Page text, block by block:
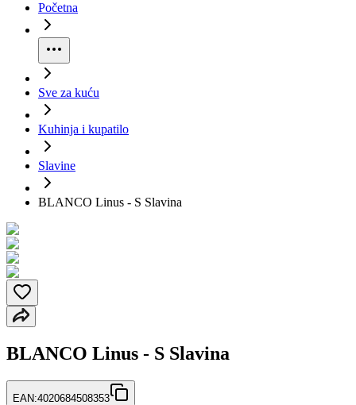
Početna
Sve za kuću
Kuhinja i kupatilo
Slavine
BLANCO Linus - S Slavina
BLANCO Linus - S Slavina
EAN:4020684508353